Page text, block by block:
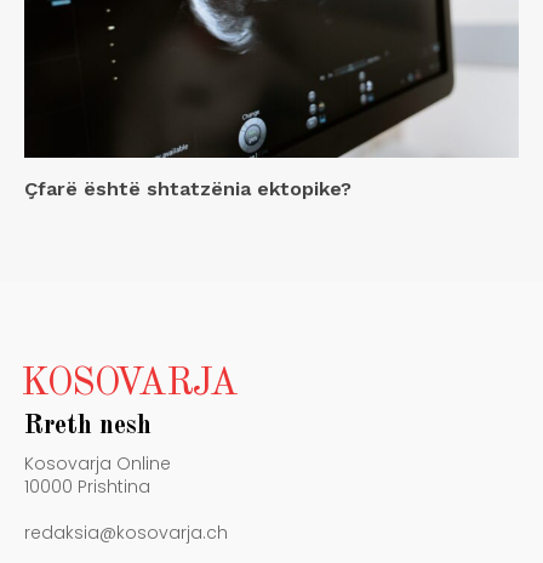
Çfarë është shtatzënia ektopike?
KOSOVARJA
Rreth nesh
Kosovarja Online
10000 Prishtina
redaksia@kosovarja.ch